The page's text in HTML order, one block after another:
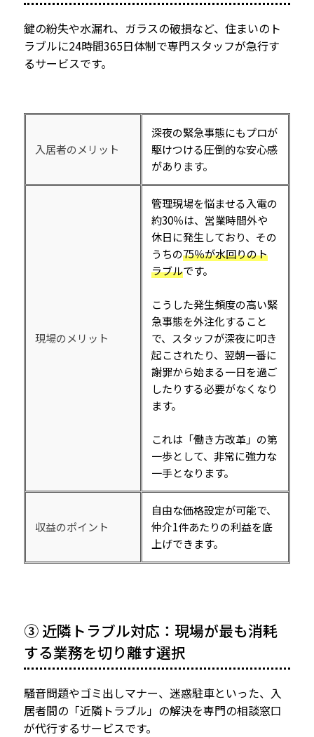
鍵の紛失や水漏れ、ガラスの破損など、住まいのト
ラブルに24時間365日体制で専門スタッフが急行す
るサービスです。
入居者のメリット
深夜の緊急事態にもプロが
駆けつける圧倒的な安心感
があります。
現場のメリット
管理現場を悩ませる入電の
約30％は、営業時間外や
休日に発生しており、その
うちの75％が水回りのト
ラブルです。
こうした発生頻度の高い緊
急事態を外注化すること
で、スタッフが深夜に叩き
起こされたり、翌朝一番に
謝罪から始まる一日を過ご
したりする必要がなくなり
ます。
これは「働き方改革」の第
一歩として、非常に強力な
一手となります。
収益のポイント
自由な価格設定が可能で、
仲介1件あたりの利益を底
上げできます。
③ 近隣トラブル対応：現場が最も消耗
する業務を切り離す選択
騒音問題やゴミ出しマナー、迷惑駐車といった、入
居者間の「近隣トラブル」の解決を専門の相談窓口
が代行するサービスです。